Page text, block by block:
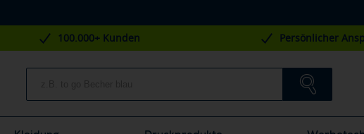
100.000+ Kunden Persönlicher